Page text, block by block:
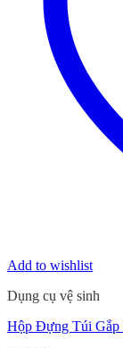
Add to wishlist
Dụng cụ vệ sinh
Hộp Đựng Túi Gắp